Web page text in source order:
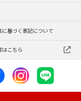
に基づく表記について
はこちら